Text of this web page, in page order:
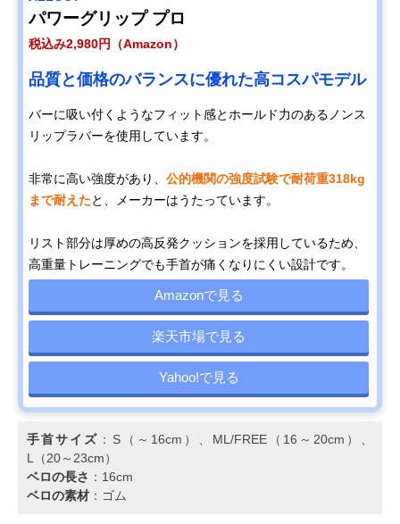
パワーグリップ プロ
税込み2,980円（Amazon）
品質と価格のバランスに優れた高コスパモデル
バーに吸い付くようなフィット感とホールド力のあるノンス
リップラバーを使用しています。
非常に高い強度があり、 公的機関の強度試験で耐荷重318kg
まで耐えたと、メーカーはうたっています。
リスト部分は厚めの高反発クッションを採用しているため、
高重量トレーニングでも手首が痛くなりにくい設計です。
Amazonで見る
楽天市場で見る
Yahoo!で見る
手首サイズ ：S（～16cm）、ML/FREE（16～20cm）、
L（20～23cm）
ベロの長さ ：16cm
ベロの素材 ：ゴム